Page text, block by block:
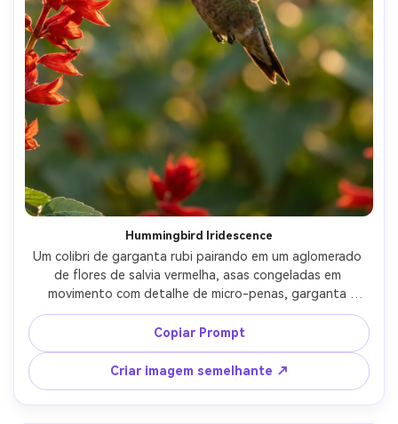
Hummingbird Iridescence
Um colibri de garganta rubi pairando em um aglomerado
de flores de salvia vermelha, asas congeladas em
movimento com detalhe de micro-penas, garganta
iridescente capturando a luz do sol, fundo bokeh de
jardim macio, luz de borda de hora dourada, tirado em
Sony A7R IV com lente de 200mm a f/2.8, sujeito ultra-
nítido, profundidade de campo rasa, fotorealista, cores
naturais, fotografia editorial da vida selvagem- -ar 4:5
Copiar Prompt
Criar imagem semelhante ↗